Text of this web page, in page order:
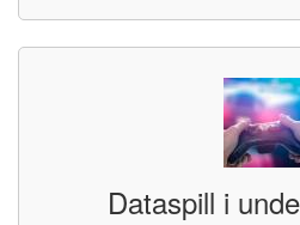
Dataspill i